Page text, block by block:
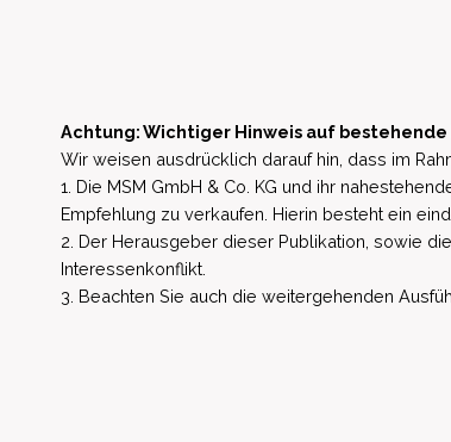
Achtung: Wichtiger Hinweis auf
Wir weisen ausdrücklich darauf hin, dass im
1. Die MSM GmbH & Co. KG und ihr
Empfehlung zu verkaufen. Hierin besteht ein
2. Der Herausgeber dieser Publikation, sowie
Interessenkonflikt.
3. Beachten Sie auch die weitergehenden